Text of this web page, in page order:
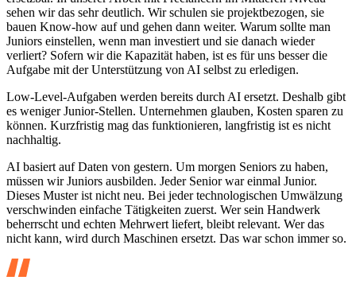
sehen wir das sehr deutlich. Wir schulen sie projektbezogen, sie
bauen Know-how auf und gehen dann weiter. Warum sollte man
Juniors einstellen, wenn man investiert und sie danach wieder
verliert? Sofern wir die Kapazität haben, ist es für uns besser die
Aufgabe mit der Unterstützung von AI selbst zu erledigen.
Low-Level-Aufgaben werden bereits durch AI ersetzt. Deshalb gibt
es weniger Junior-Stellen. Unternehmen glauben, Kosten sparen zu
können. Kurzfristig mag das funktionieren, langfristig ist es nicht
nachhaltig.
AI basiert auf Daten von gestern. Um morgen Seniors zu haben,
müssen wir Juniors ausbilden. Jeder Senior war einmal Junior.
Dieses Muster ist nicht neu. Bei jeder technologischen Umwälzung
verschwinden einfache Tätigkeiten zuerst. Wer sein Handwerk
beherrscht und echten Mehrwert liefert, bleibt relevant. Wer das
nicht kann, wird durch Maschinen ersetzt. Das war schon immer so.